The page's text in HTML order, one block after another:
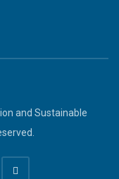
and Sustainable